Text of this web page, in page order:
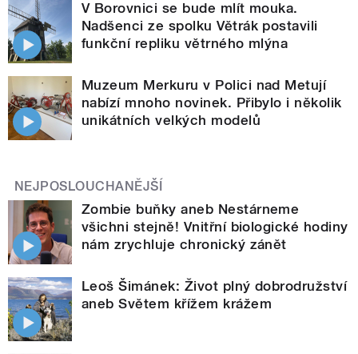
V Borovnici se bude mlít mouka.
Nadšenci ze spolku Větrák postavili
funkční repliku větrného mlýna
Muzeum Merkuru v Polici nad Metují
nabízí mnoho novinek. Přibylo i několik
unikátních velkých modelů
NEJPOSLOUCHANĚJŠÍ
Zombie buňky aneb Nestárneme
všichni stejně! Vnitřní biologické hodiny
nám zrychluje chronický zánět
Leoš Šimánek: Život plný dobrodružství
aneb Světem křížem krážem